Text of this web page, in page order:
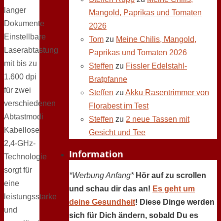
langer
Dokumente
Einstellbare
Laserabtastung
mit bis zu
1.600 dpi
für zwei
verschiedenen
Abtastmodi
Kabellose
2,4-GHz-
Technologie
sorgt für
eine
leistungsstarke
und
Mangold, Paprikas und Tomaten
2026
Tom zu Meine Chilis, Mangold,
Paprikas und Tomaten 2026
Steffen zu Fissler Edelstahl-
Bratpfanne
Steffen zu Akku Rasentrimmer von
Florabest im Test
Steffen zu 2 neue Tassen mit
Gesicht und Tee
Information
*Werbung Anfang* Hör auf zu scrollen
und schau dir das an! Es geht um
deine Gesundheit! Diese Dinge werden
sich für Dich ändern, sobald Du es